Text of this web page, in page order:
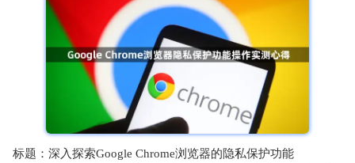
标题：深入探索Google Chrome浏览器的隐私保护功能